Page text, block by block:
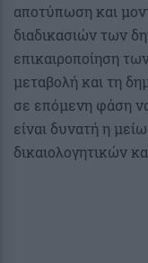
αποτύπωση και
διαδικασιών των
επικαιροποίηση
μεταβολή και τη
σε επόμενη φάση
είναι δυνατή η
δικαιολογητικών